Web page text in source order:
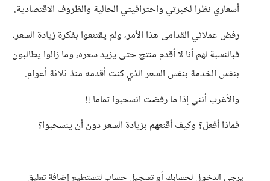
أسعاري نظرا لخبرتي واحترافيتي الحالية والظروف الاقتصادية.
رفض عملائي القدامى هذا الأمر، ولم يقتنعوا بفكرة زيادة السعر،
فبالنسبة لهم أنا لا أقدم منتج حتى يزيد سعره، وما زالوا يطالبون
بنفس الخدمة بنفس السعر الذي كنت أقدمه منذ ثلاثة أعوام.
والأغرب أنني إذا ما رفضت انسحبوا تماما !!
فماذا أفعل؟ وكيف أقنعهم بزيادة السعر دون أن ينسحبوا؟
يرجى الدخول لحسابك أو تسجيل حساب لتستطيع إضافة تعليق